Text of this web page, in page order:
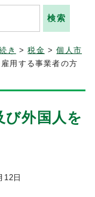
き >税金 >個人市
用する事業者の方
び外国人を
12 日